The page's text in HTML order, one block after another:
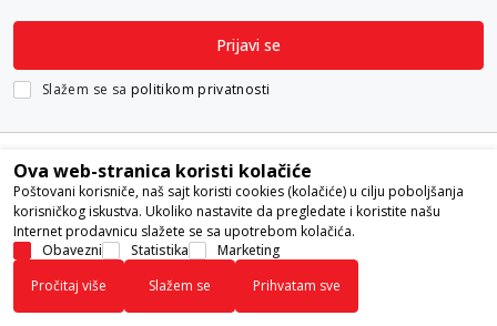
Prijavi se
Slažem se sa politikom privatnosti
Nastojimo da budemo što precizniji u opisu proizvoda, prikazu slika i
samih cena, ali ne možemo garantovati da su sve informacije kompletne i
bez grešaka. Svi artikli prikazani na sajtu su deo naše ponude i ne
podrazumeva da su dostupni u svakom trenutku.
Ova web-stranica koristi kolačiće
Poštovani korisniče, naš sajt koristi cookies (kolačiće) u cilju poboljšanja
korisničkog iskustva. Ukoliko nastavite da pregledate i koristite našu
Internet prodavnicu slažete se sa upotrebom kolačića.
Obavezni
Statistika
Marketing
Pročitaj više
Slažem se Prihvatam sve